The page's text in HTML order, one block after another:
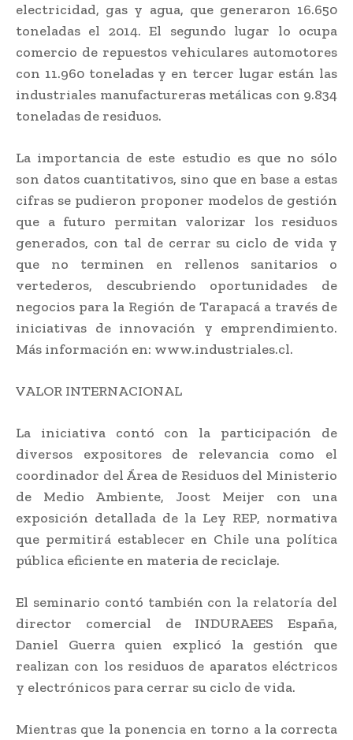
electricidad, gas y agua, que generaron 16.650
toneladas el 2014. El segundo lugar lo ocupa
comercio de repuestos vehiculares automotores
con 11.960 toneladas y en tercer lugar están las
industriales manufactureras metálicas con 9.834
toneladas de residuos.
La importancia de este estudio es que no sólo
son datos cuantitativos, sino que en base a estas
cifras se pudieron proponer modelos de gestión
que a futuro permitan valorizar los residuos
generados, con tal de cerrar su ciclo de vida y
que no terminen en rellenos sanitarios o
vertederos, descubriendo oportunidades de
negocios para la Región de Tarapacá a través de
iniciativas de innovación y emprendimiento.
Más información en: www.industriales.cl.
VALOR INTERNACIONAL
La iniciativa contó con la participación de
diversos expositores de relevancia como el
coordinador del Área de Residuos del Ministerio
de Medio Ambiente, Joost Meijer con una
exposición detallada de la Ley REP, normativa
que permitirá establecer en Chile una política
pública eficiente en materia de reciclaje.
El seminario contó también con la relatoría del
director comercial de INDURAEES España,
Daniel Guerra quien explicó la gestión que
realizan con los residuos de aparatos eléctricos
y electrónicos para cerrar su ciclo de vida.
Mientras que la ponencia en torno a la correcta